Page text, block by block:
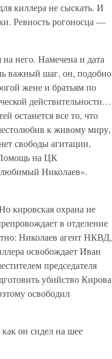
киллера не сыскать. И
Ревность рогоносца —
него. Намечена и дата
важный шаг, он, подобно
жене и братьям по
действительности…
останется все то, что
к живому миру,
свободы агитации,
на ЦК
Николаев».
кировская охрана не
в отделение
Николаев агент НКВД,
освобождает Иван
председателя
убийство Кирова
освободил
он сидел на шее